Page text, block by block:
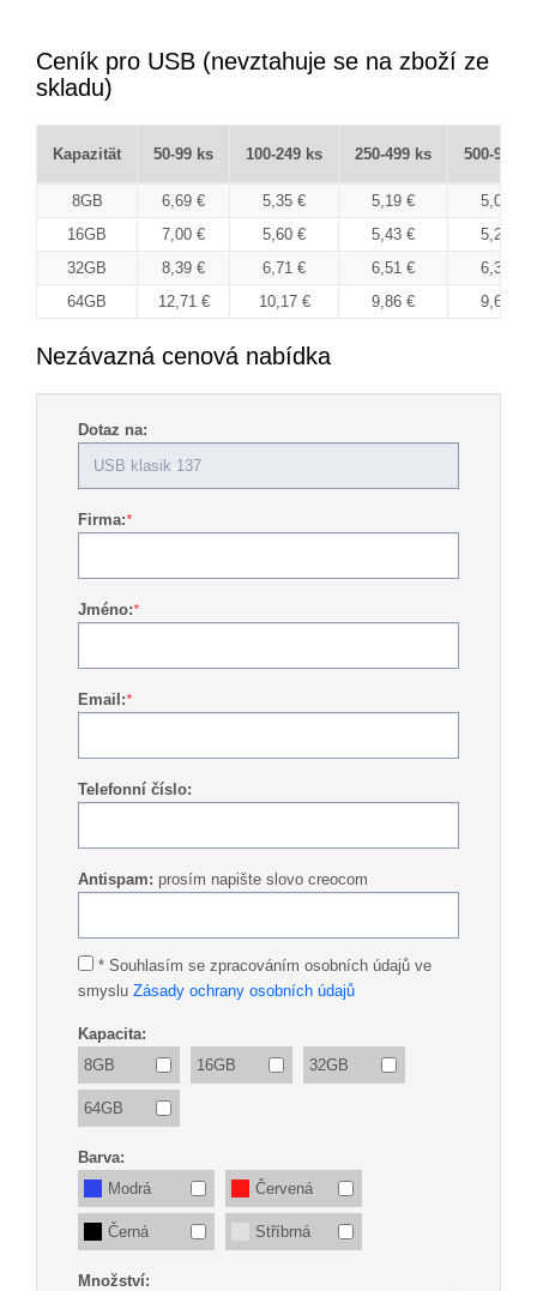
Ceník pro USB (nevztahuje se na zboží ze
skladu)
Kapazität 50-99 ks 100-249 ks 250-499 ks 500-999
8GB 6,69 € 5,35 € 5,19 €
5,06 €
16GB
7,00 € 5,60 € 5,43 €
5,29 €
32GB
8,39 € 6,71 € 6,51 €
6,34 €
64GB
12,71 € 10,17 € 9,86 € 9,61 €
Nezávazná cenová nabídka
Dotaz na:
Firma:*
Jméno:*
Email:*
Telefonní číslo:
Antispam: prosím napište slovo creocom
* Souhlasím se zpracováním osobních údajů ve
smyslu Zásady ochrany osobních údajů
Kapacita:
8GB
16GB 32GB
64GB
Barva:
Modrá
Červená
Černá Stříbrná
Množství: